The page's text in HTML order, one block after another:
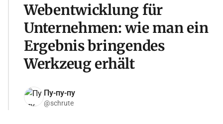
Webentwicklung für
Unternehmen: wie man ein
Ergebnis bringendes
Werkzeug erhält
Пу-пу-пу
@schrute